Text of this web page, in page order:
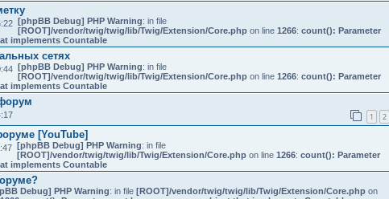
[phpBB Debug] PHP Warning: in file
[ROOT]/vendor/twig/twig/lib/Twig/Extension/Core.phpon line 1266: count(): Parameter
implements Countable
сетях
[phpBB Debug] PHP Warning: in file
[ROOT]/vendor/twig/twig/lib/Twig/Extension/Core.phpon line 1266: count(): Parameter
implements Countable
1 2
[YouTube]
[phpBB Debug] PHP Warning: in file
[ROOT]/vendor/twig/twig/lib/Twig/Extension/Core.phpon line 1266: count(): Parameter
implements Countable
Debug] PHP Warning: in file [ROOT]/vendor/twig/twig/lib/Twig/Extension/Core.phpon